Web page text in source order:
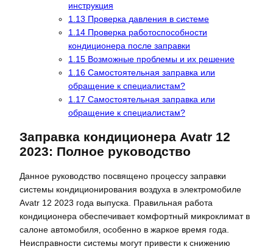
инструкция
1.13 Проверка давления в системе
1.14 Проверка работоспособности
кондиционера после заправки
1.15 Возможные проблемы и их решение
1.16 Самостоятельная заправка или
обращение к специалистам?
1.17 Самостоятельная заправка или
обращение к специалистам?
Заправка кондиционера Avatr 12
2023: Полное руководство
Данное руководство посвящено процессу заправки
системы кондиционирования воздуха в электромобиле
Avatr 12 2023 года выпуска. Правильная работа
кондиционера обеспечивает комфортный микроклимат в
салоне автомобиля‚ особенно в жаркое время года.
Неисправности системы могут привести к снижению